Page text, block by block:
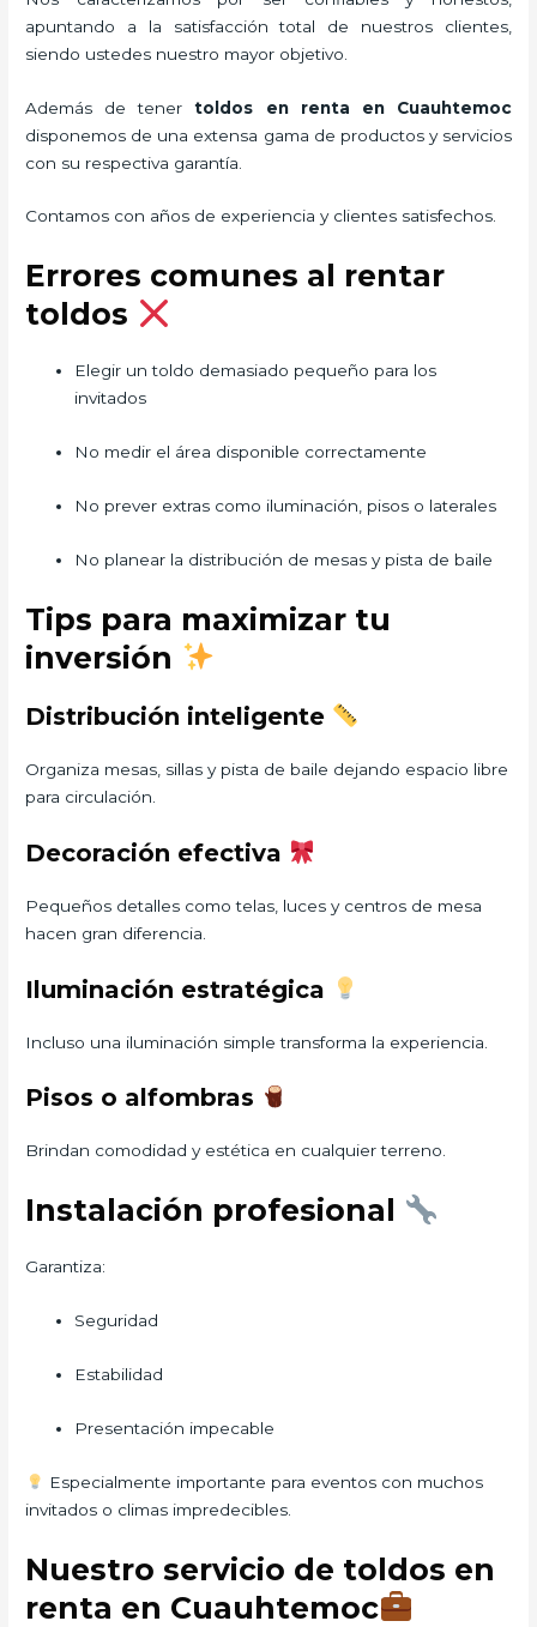
apuntando a la satisfacción total de nuestros clientes,
siendo ustedes nuestro mayor objetivo.
Además de tenertoldos en renta
en Cuauhtemoc
disponemos de una extensa gama de productos y servicios
con su respectiva garantía.
Contamos con años de experiencia y clientes satisfechos.
Errores comunes al rentar
toldos
Elegir un toldo demasiado pequeño para los
invitados
No medir el área disponible correctamente
No prever extras como iluminación, pisos o laterales
No planear la distribución de mesas y pista de baile
Tips para maximizar tu
inversión
Distribución inteligente
Organiza mesas, sillas y pista de baile dejando espacio libre
para circulación.
Decoración efectiva
Pequeños detalles como telas, luces y centros de mesa
hacen gran diferencia.
Iluminación estratégica
Incluso una iluminación simple transforma la experiencia.
Pisos o alfombras
Brindan comodidad y estética en cualquier terreno.
Instalación profesional
Garantiza:
Seguridad
Estabilidad
Presentación impecable
Especialmente importante para eventos con muchos
invitados o climas impredecibles.
Nuestro servicio de toldos en
renta en Cuauhtemoc